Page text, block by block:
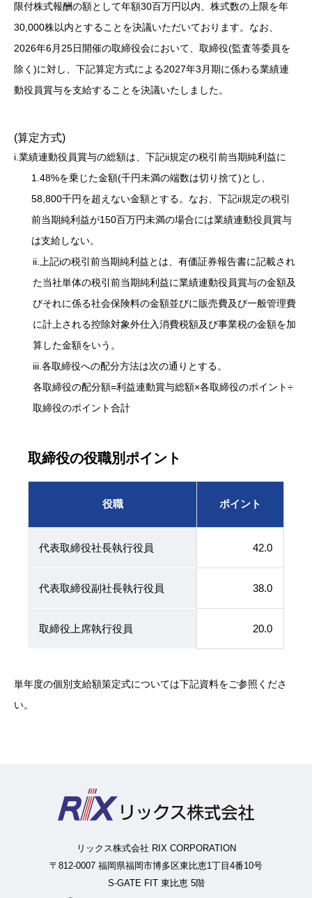
限付株式報酬の額として年額30百万円以内、株式数の上限を年
30,000株以内とすることを決議いただいております。なお、
2026年6月25日開催の取締役会において、取締役(監査等委員を
除く)に対し、下記算定方式による2027年3月期に係わる業績連
動役員賞与を支給することを決議いたしました。
(算定方式)
i.業績連動役員賞与の総額は、下記ii規定の税引前当期純利益に
1.48%を乗じた金額(千円未満の端数は切り捨て)とし、
58,800千円を超えない金額とする。なお、下記ii規定の税引
前当期純利益が150百万円未満の場合には業績連動役員賞与
は支給しない。
ii.上記iの税引前当期純利益とは、有価証券報告書に記載され
た当社単体の税引前当期純利益に業績連動役員賞与の金額及
びそれに係る社会保険料の金額並びに販売費及び一般管理費
に計上される控除対象外仕入消費税額及び事業税の金額を加
算した金額をいう。
iii.各取締役への配分方法は次の通りとする。
各取締役の配分額=利益連動賞与総額×各取締役のポイント÷
取締役のポイント合計
取締役の役職別ポイント
役職 ポイント
代表取締役社長執行役員 42.0
代表取締役副社長執行役員 38.0
取締役上席執行役員 20.0
単年度の個別支給額策定式については下記資料をご参照くださ
い。
リックス株式会社 RIX CORPORATION
〒812-0007 福岡県福岡市博多区東比恵1丁目4番10号
S-GATE FIT 東比恵 5階